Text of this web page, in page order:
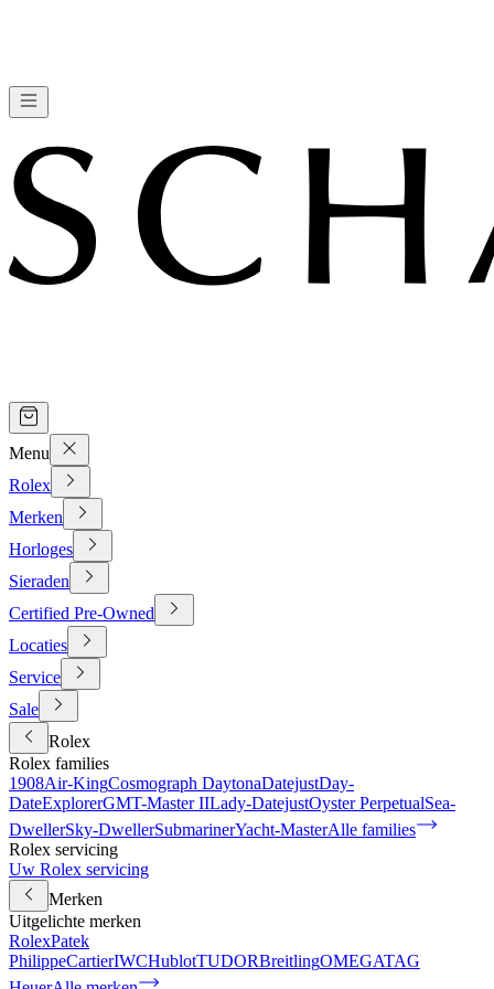
Menu
Rolex
Merken
Horloges
Sieraden
Certified Pre-Owned
Locaties
Service
Sale
Rolex
Rolex families
1908Air-KingCosmograph DaytonaDatejustDay-
DateExplorerGMT-Master IILady-DatejustOyster PerpetualSea-
DwellerSky-DwellerSubmarinerYacht-MasterAlle families
Rolex servicing
Uw Rolex servicing
Merken
Uitgelichte merken
RolexPatek
PhilippeCartierIWCHublotTUDORBreitlingOMEGATAG